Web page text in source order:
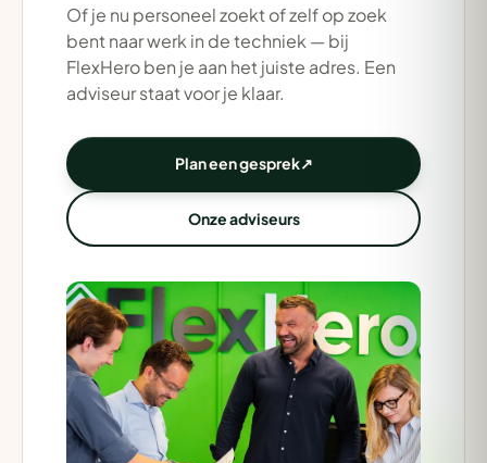
Of je nu personeel zoekt of zelf op zoek
bent naar werk in de techniek — bij
FlexHero ben je aan het juiste adres. Een
adviseur staat voor je klaar.
Plan een gesprek↗
Onze adviseurs